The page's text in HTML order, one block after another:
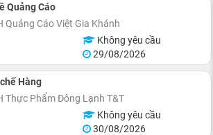
Quảng Cáo
Quảng Cáo Việt Gia Khánh
Không yêu cầu
29/08/2026
Hàng
Thực Phẩm Đông Lạnh T&T
Không yêu cầu
30/08/2026